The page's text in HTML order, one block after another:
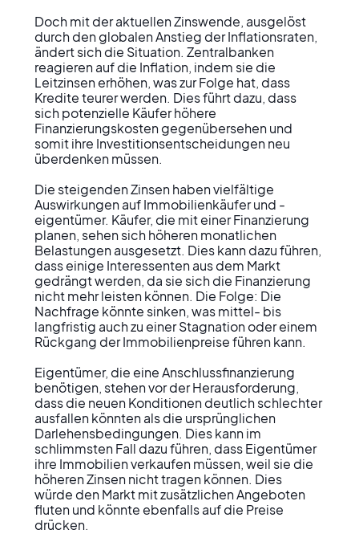
Doch mit der aktuellen Zinswende, ausgelöst
durch den globalen Anstieg der Inflationsraten,
ändert sich die Situation. Zentralbanken
reagieren auf die Inflation, indem sie die
Leitzinsen erhöhen, was zur Folge hat, dass
Kredite teurer werden. Dies führt dazu, dass
sich potenzielle Käufer höhere
Finanzierungskosten gegenübersehen und
somit ihre Investitionsentscheidungen neu
überdenken müssen.
Die steigenden Zinsen haben vielfältige
Auswirkungen auf Immobilienkäufer und -
eigentümer. Käufer, die mit einer Finanzierung
planen, sehen sich höheren monatlichen
Belastungen ausgesetzt. Dies kann dazu führen,
dass einige Interessenten aus dem Markt
gedrängt werden, da sie sich die Finanzierung
nicht mehr leisten können. Die Folge: Die
Nachfrage könnte sinken, was mittel- bis
langfristig auch zu einer Stagnation oder einem
Rückgang der Immobilienpreise führen kann.
Eigentümer, die eine Anschlussfinanzierung
benötigen, stehen vor der Herausforderung,
dass die neuen Konditionen deutlich schlechter
ausfallen könnten als die ursprünglichen
Darlehensbedingungen. Dies kann im
schlimmsten Fall dazu führen, dass Eigentümer
ihre Immobilien verkaufen müssen, weil sie die
höheren Zinsen nicht tragen können. Dies
würde den Markt mit zusätzlichen Angeboten
fluten und könnte ebenfalls auf die Preise
drücken.